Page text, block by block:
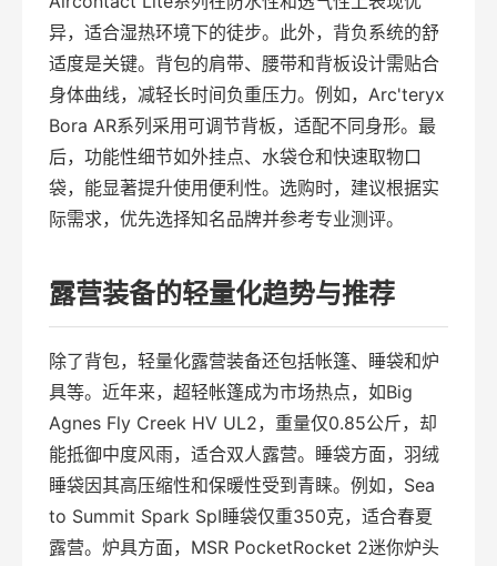
异，适合湿热环境下的徒步。此外，背负系统的舒
适度是关键。背包的肩带、腰带和背板设计需贴合
身体曲线，减轻长时间负重压力。例如，Arc'teryx
Bora AR系列采用可调节背板，适配不同身形。最
后，功能性细节如外挂点、水袋仓和快速取物口
袋，能显著提升使用便利性。选购时，建议根据实
际需求，优先选择知名品牌并参考专业测评。
露营装备的轻量化趋势与推荐
除了背包，轻量化露营装备还包括帐篷、睡袋和炉
具等。近年来，超轻帐篷成为市场热点，如Big
Agnes Fly Creek HV UL2，重量仅0.85公斤，却
能抵御中度风雨，适合双人露营。睡袋方面，羽绒
睡袋因其高压缩性和保暖性受到青睐。例如，Sea
to Summit Spark SpI睡袋仅重350克，适合春夏
露营。炉具方面，MSR PocketRocket 2迷你炉头